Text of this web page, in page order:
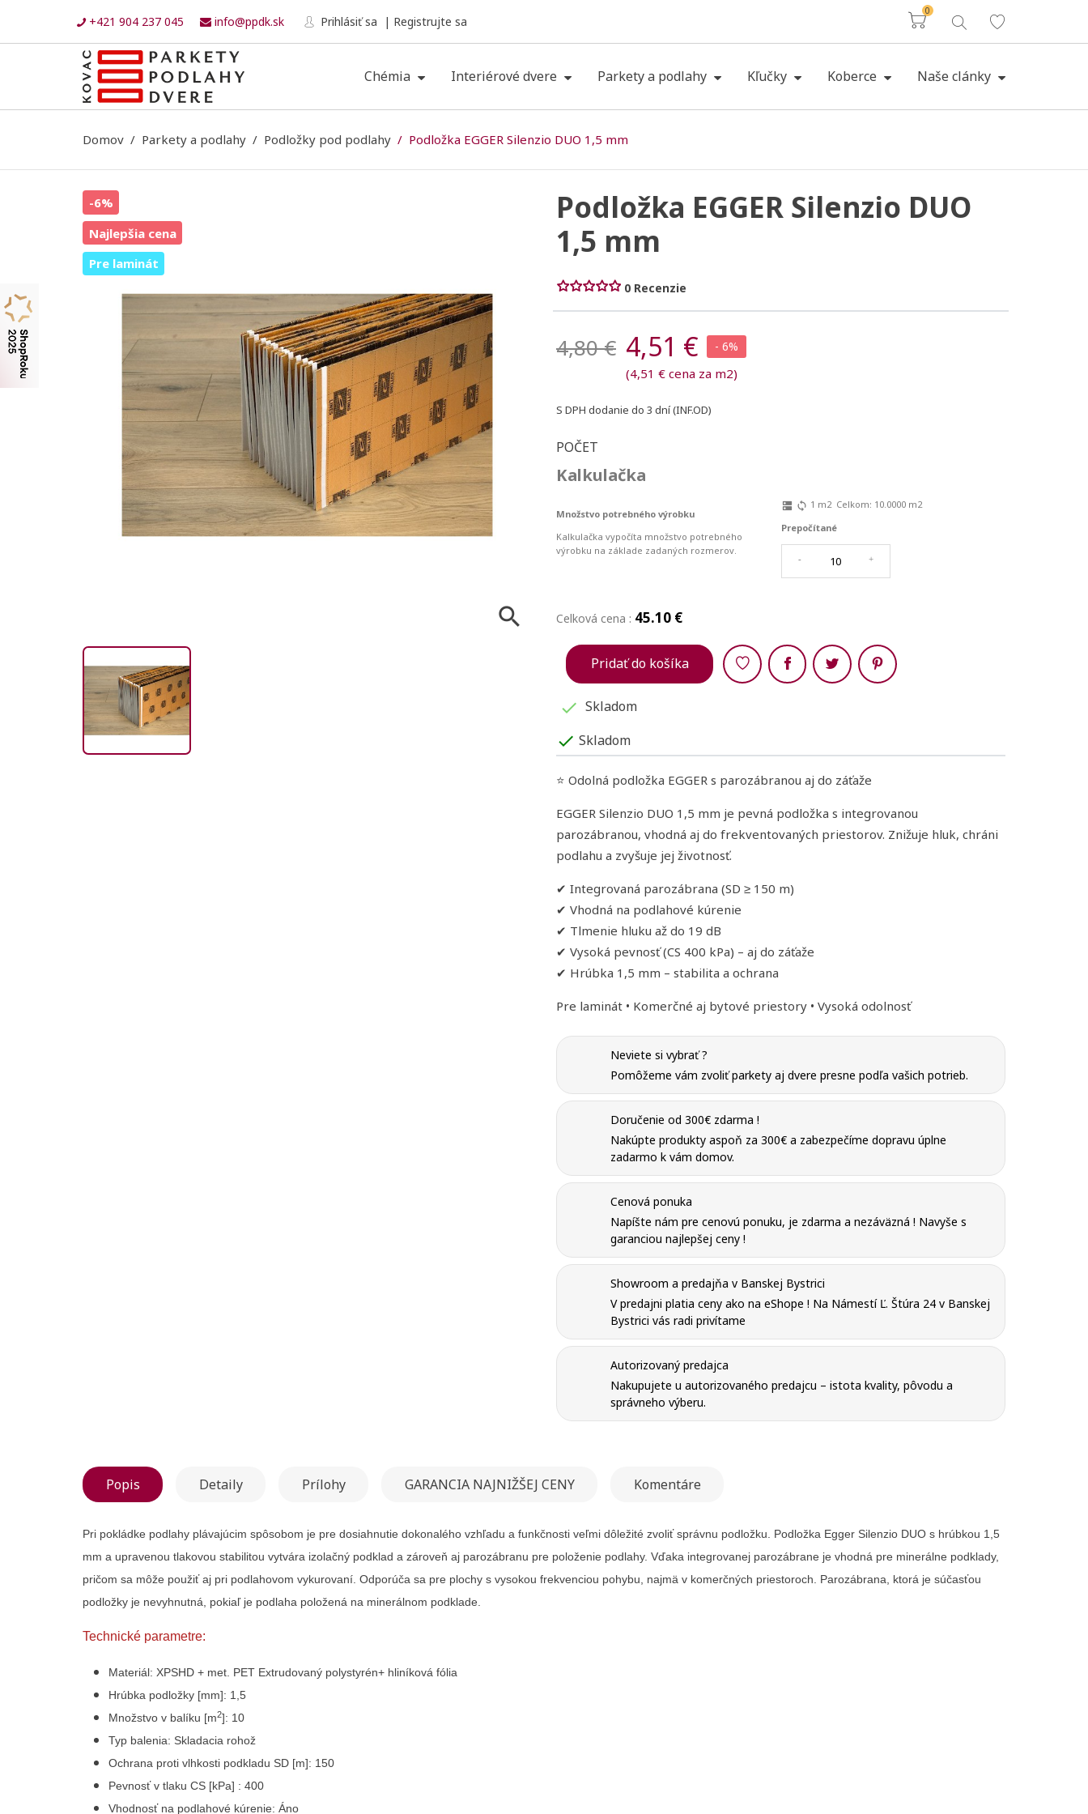
+421 904 237 045 info@ppdk.sk Prihlásiť sa Registrujte sa Košík
0
Chémia Interiérové dvere Parkety a podlahy Kľučky Koberce Naše clánky
Domov Parkety a podlahy Podložky pod podlahy Podložka EGGER Silenzio DUO 1,5 mm

-6%
Najlepšia cena
Pre laminát
Podložka EGGER Silenzio DUO
1,5 mm
0 Recenzie
4,80 € 4,51 € - 6%
(4,51 € cena za m2)
S DPH dodanie do 3 dní (INF.OD)
POČET
Kalkulačka
Množstvo potrebného výrobku
Kalkulačka vypočíta množstvo potrebného
výrobku na základe zadaných rozmerov.
dns sync 1 m2 Celkom: 10.0000m2
Prepočítané
- +
Celková cena : 45.10 €
Pridať do košíka
 Skladom
check Skladom
Zdieľaj
⭐ Odolná podložka EGGER s parozábranou aj do záťaže
EGGER Silenzio DUO 1,5 mm je pevná podložka s integrovanou
parozábranou, vhodná aj do frekventovaných priestorov. Znižuje hluk, chráni
podlahu a zvyšuje jej životnosť.
✔ Integrovaná parozábrana (SD ≥ 150 m)
✔ Vhodná na podlahové kúrenie
✔ Tlmenie hluku až do 19 dB
✔ Vysoká pevnosť (CS 400 kPa) – aj do záťaže
✔ Hrúbka 1,5 mm – stabilita a ochrana
Pre laminát • Komerčné aj bytové priestory • Vysoká odolnosť
Neviete si vybrať ?
Pomôžeme vám zvoliť parkety aj dvere presne podľa vašich potrieb.
Doručenie od 300€ zdarma !
Nakúpte produkty aspoň za 300€ a zabezpečíme dopravu úplne
zadarmo k vám domov.
Cenová ponuka
Napíšte nám pre cenovú ponuku, je zdarma a nezáväzná ! Navyše s
garanciou najlepšej ceny !
Showroom a predajňa v Banskej Bystrici
V predajni platia ceny ako na eShope ! Na Námestí Ľ. Štúra 24 v Banskej
Bystrici vás radi privítame
Autorizovaný predajca
Nakupujete u autorizovaného predajcu – istota kvality, pôvodu a
správneho výberu.
Popis Detaily Prílohy GARANCIA NAJNIŽŠEJ CENY Komentáre
Pri pokládke podlahy plávajúcim spôsobom je pre dosiahnutie dokonalého vzhľadu a funkčnosti veľmi dôležité zvoliť správnu podložku. Podložka Egger Silenzio DUO s hrúbkou 1,5
mm a upravenou tlakovou stabilitou vytvára izolačný podklad a zároveň aj parozábranu pre položenie podlahy. Vďaka integrovanej parozábrane je vhodná pre minerálne podklady,
pričom sa môže použiť aj pri podlahovom vykurovaní. Odporúča sa pre plochy s vysokou frekvenciou pohybu, najmä v komerčných priestoroch. Parozábrana, ktorá je súčasťou
podložky je nevyhnutná, pokiaľ je podlaha položená na minerálnom podklade.
Technické parametre:
Materiál: XPSHD + met. PET Extrudovaný polystyrén+ hliníková fólia
Hrúbka podložky [mm]: 1,5
Množstvo v balíku [m2]: 10
Typ balenia: Skladacia rohož
Ochrana proti vlhkosti podkladu SD [m]: 150
Pevnosť v tlaku CS [kPa] : 400
Vhodnosť na podlahové kúrenie: Áno
Vytvoriť zoznam želaní
Na vytvorenie zoznamu želaných produktov je potrebné prihlásiť sa.